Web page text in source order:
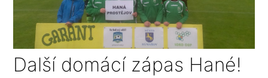
Další domácí zápas Hané!